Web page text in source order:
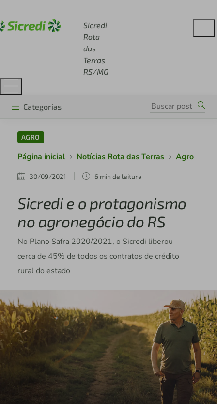
Sicredi
Rota
das
Terras
RS/MG
Categorias
AGRO
Página inicial Notícias Rota das Terras Agro
30/09/2021 6 min de leitura
Sicredi e o protagonismo
no agronegócio do RS
No Plano Safra 2020/2021, o Sicredi liberou
cerca de 45% de todos os contratos de crédito
rural do estado